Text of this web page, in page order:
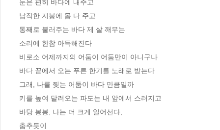
눈은 편히 바다에 내주고
납작한 지붕에 몸 다 주고
통째로 불러주는 바다 제 살 깨무는
소리에 한참 아득해진다
비로소 어제까지의 어둠이 어둠만이 아니구나
바다 끝에서 오는 푸른 한기를 노래로 받는다
그래, 나를 찢는 어둠이 바다 만큼일까
키를 높여 달려오는 파도는 내 앞에서 스러지고
바당 봉봉, 나는 더 크게 일어선다,
춤추듯이